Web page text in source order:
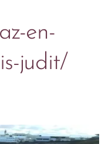
en-
judit/